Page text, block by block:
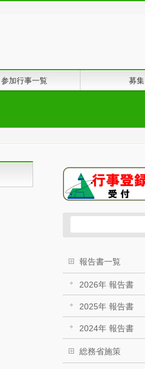
参加行事一覧 募集
報告書一覧
2026年 報告書
2025年 報告書
2024年 報告書
総務省施策